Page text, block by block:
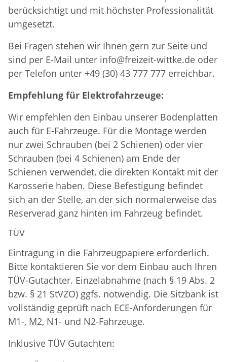
berücksichtigt und mit höchster Professionalität
umgesetzt.
Bei Fragen stehen wir Ihnen gern zur Seite und
sind per E-Mail unter info@freizeit-wittke.de oder
per Telefon unter +49 (30) 43 777 777 erreichbar.
Empfehlung für Elektrofahrzeuge:
Wir empfehlen den Einbau unserer Bodenplatten
auch für E-Fahrzeuge. Für die Montage werden
nur zwei Schrauben (bei 2 Schienen) oder vier
Schrauben (bei 4 Schienen) am Ende der
Schienen verwendet, die direkten Kontakt mit der
Karosserie haben. Diese Befestigung befindet
sich an der Stelle, an der sich normalerweise das
Reserverad ganz hinten im Fahrzeug befindet.
TÜV
Eintragung in die Fahrzeugpapiere erforderlich.
Bitte kontaktieren Sie vor dem Einbau auch Ihren
TÜV-Gutachter. Einzelabnahme (nach § 19 Abs. 2
bzw. § 21 StVZO) ggfs. notwendig. Die Sitzbank ist
vollständig geprüft nach ECE-Anforderungen für
M1-, M2, N1- und N2-Fahrzeuge.
Inklusive TÜV Gutachten: